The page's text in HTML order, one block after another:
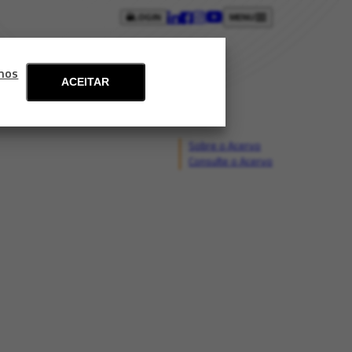
ACEITAR
LOGIN
Sobre o Acervo
Consulte o Acervo